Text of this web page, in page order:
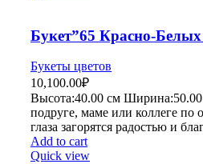
Букет”65 Красно-Белых
Букеты цветов
10,100.00₽
Высота:40.00 см Ширина:50
подруге, маме или коллеге по
глаза загорятся радостью и
Add to cart
Quick view